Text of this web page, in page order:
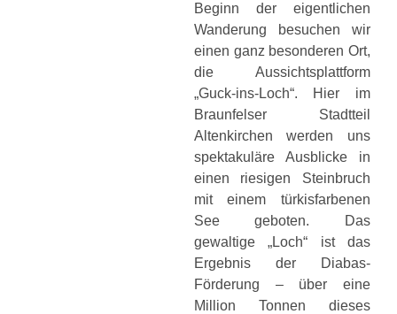
Beginn der eigentlichen
Wanderung besuchen wir
einen ganz besonderen Ort,
die Aussichtsplattform
„Guck-ins-Loch“. Hier im
Braunfelser Stadtteil
Altenkirchen werden uns
spektakuläre Ausblicke in
einen riesigen Steinbruch
mit einem türkisfarbenen
See geboten. Das
gewaltige „Loch“ ist das
Ergebnis der Diabas-
Förderung – über eine
Million Tonnen dieses